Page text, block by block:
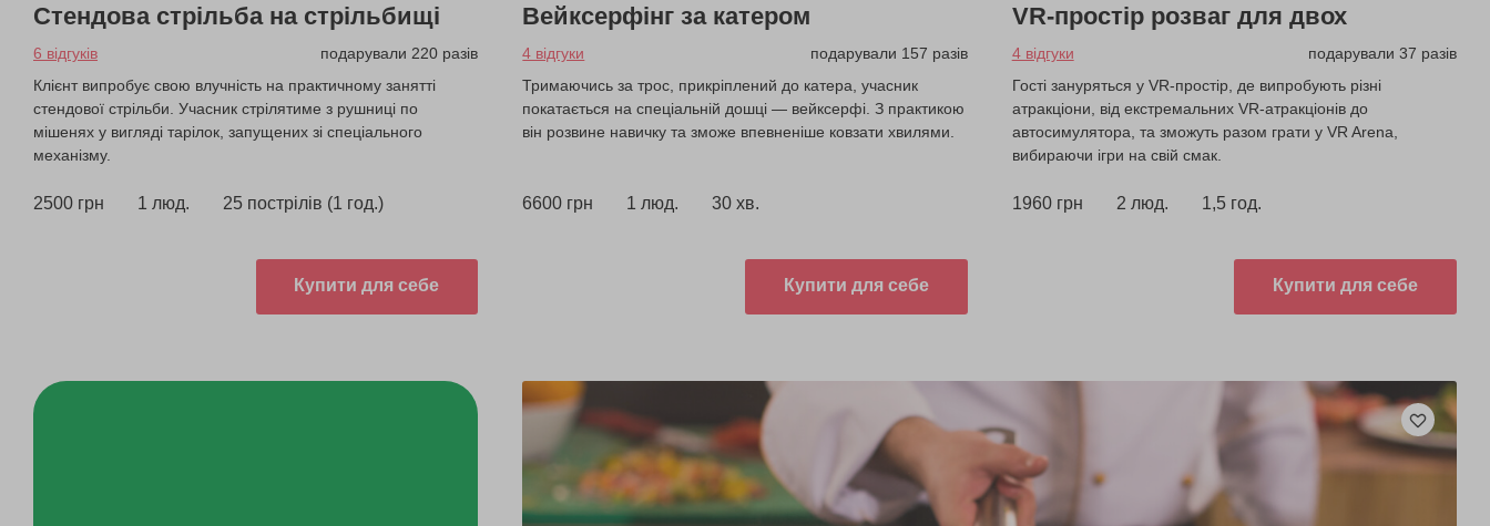
Стендова стрільба на стрільбищі
6 відгуків
подарували 220 разів
Клієнт випробує свою влучність на практичному занятті
стендової стрільби. Учасник стрілятиме з рушниці по
мішенях у вигляді тарілок, запущених зі спеціального
механізму.
2500 грн 1 люд. 25 пострілів (1 год.)
Купити для себе
Вейксерфінг за катером
4 відгуки
подарували 157 разів
Тримаючись за трос, прикріплений до катера, учасник
покатається на спеціальній дошці — вейксерфі. З практикою
він розвине навичку та зможе впевненіше ковзати хвилями.
6600 грн 1 люд. 30 хв.
Купити для себе
VR-простір розваг для двох
4 відгуки
подарували 37 разів
Гості зануряться у VR-простір, де випробують різні
атракціони, від екстремальних VR-атракціонів до
автосимулятора, та зможуть разом грати у VR Arena,
вибираючи ігри на свій смак.
1960 грн 2 люд. 1,5 год.
Купити для себе